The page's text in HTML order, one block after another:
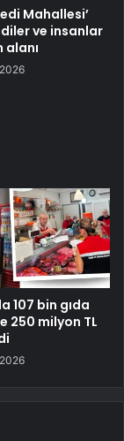
Mahallesi’
ve insanlar
alanı
107 bin gıda
250 milyon TL